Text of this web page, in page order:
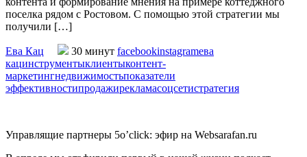
поселка рядом с Ростовом. С помощью этой стратегии мы
получили […]
Ева Кац 30 минут facebookinstagramева
кацинструментыклиентыконтент-
маркетингнедвижимостьпоказатели
эффективностипродажирекламасоцсетистратегия
Управлящие партнеры 5o’click: эфир на Websarafan.ru